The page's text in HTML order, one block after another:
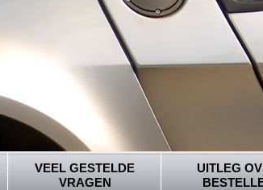
VEEL GESTELDE
VRAGEN
UITLEG